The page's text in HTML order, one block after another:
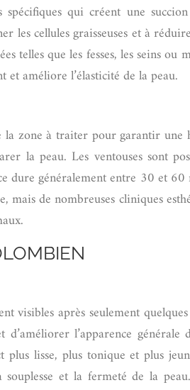
qui créent une
les cellules graisseuses et à
telles que les fesses, les seins
améliore l’élasticité de la peau.
zone à traiter pour garantir
la peau. Les ventouses sont
dure généralement entre 30 et
de nombreuses cliniques
visibles après seulement
l’apparence
plus lisse, plus tonique et plus
souplesse et la fermeté de la